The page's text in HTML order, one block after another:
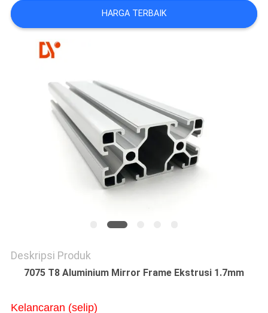
KASUS
PERMINTAAN
PENAWARAN
SITEMAP
HARGA TERBAIK
Deskripsi Produk
7075 T8 Aluminium Mirror Frame Ekstrusi 1.7mm
Kelancaran (selip)